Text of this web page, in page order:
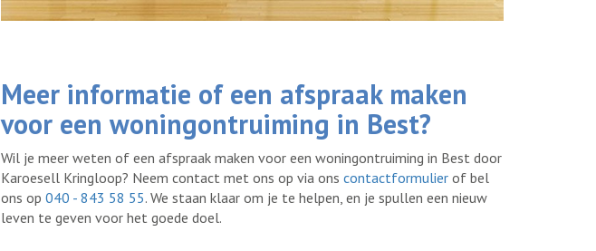
Meer informatie of een afspraak maken
voor een woningontruiming in Best?
Wil je meer weten of een afspraak maken voor een woningontruiming in Best door
Karoesell Kringloop? Neem contact met ons op via ons contactformulier of bel
ons op 040 - 843 58 55. We staan klaar om je te helpen, en je spullen een nieuw
leven te geven voor het goede doel.